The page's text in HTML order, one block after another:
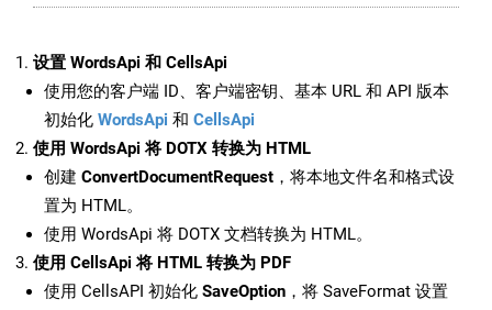
设置 WordsApi 和 CellsApi
使用您的客户端 ID、客户端密钥、基本 URL 和 API 版本
初始化 WordsApi 和 CellsApi
使用 WordsApi 将 DOTX 转换为 HTML
创建 ConvertDocumentRequest ，将本地文件名和格式设
置为 HTML。
使用 WordsApi 将 DOTX 文档转换为 HTML。
使用 CellsApi 将 HTML 转换为 PDF
使用 CellsAPI 初始化 SaveOption ，将 SaveFormat 设置